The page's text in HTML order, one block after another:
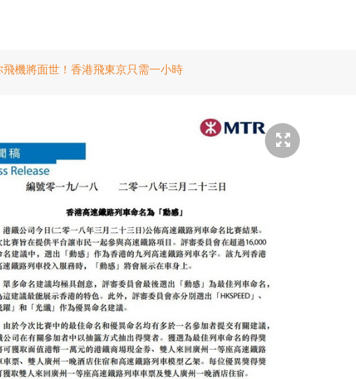
機將面世！香港飛東京只需一小時